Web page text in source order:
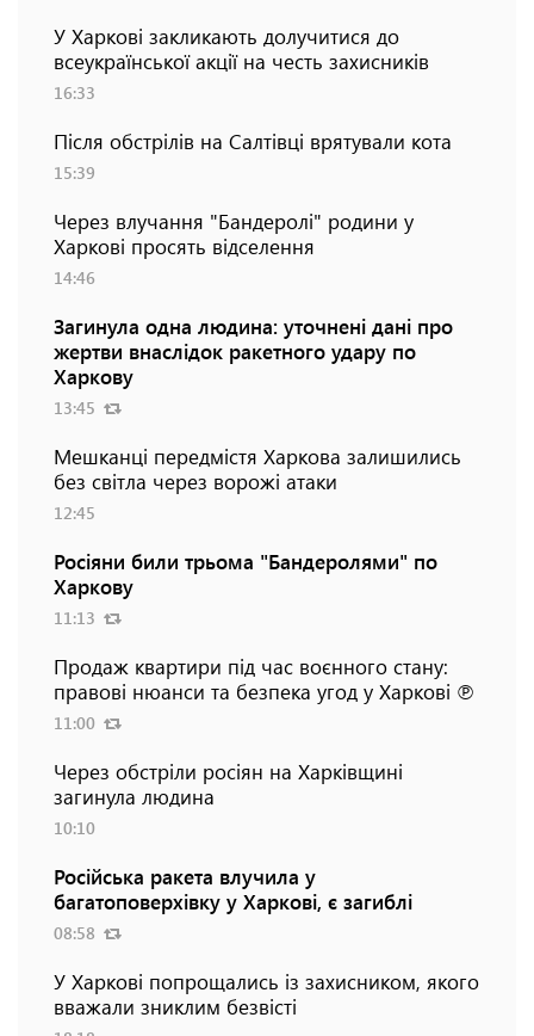
У Харкові закликають долучитися до
всеукраїнської акції на честь захисників
16:33
Після обстрілів на Салтівці врятували кота
15:39
Через влучання "Бандеролі" родини у
Харкові просять відселення
14:46
Загинула одна людина: уточнені дані про
жертви внаслідок ракетного удару по
Харкову
13:45
Мешканці передмістя Харкова залишились
без світла через ворожі атаки
12:45
Росіяни били трьома "Бандеролями" по
Харкову
11:13
Продаж квартири під час воєнного стану:
правові нюанси та безпека угод у Харкові ℗
11:00
Через обстріли росіян на Харківщині
загинула людина
10:10
Російська ракета влучила у
багатоповерхівку у Харкові, є загиблі
08:58
У Харкові попрощались із захисником, якого
вважали зниклим безвісті